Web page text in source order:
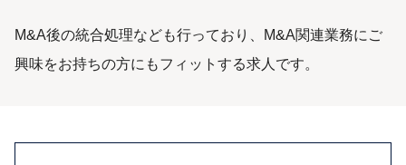
M&A後の統合処理なども行っており、M&A関連業務にご
興味をお持ちの方にもフィットする求人です。